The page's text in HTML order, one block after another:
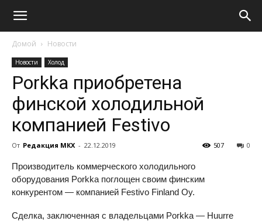
Домой Новости
Новости Холод
Porkka приобретена
финской холодильной
компанией Festivo
От Редакция МКХ - 22.12.2019 0
507
Производитель коммерческого холодильного
оборудования Porkka поглощен своим финским
конкурентом — компанией Festivo Finland Oy.
Сделка, заключенная с владельцами Porkka — Huurre